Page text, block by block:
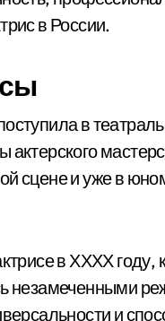
в России.
в
сцене и уже в
в ХХХХ году,
незамеченными
и